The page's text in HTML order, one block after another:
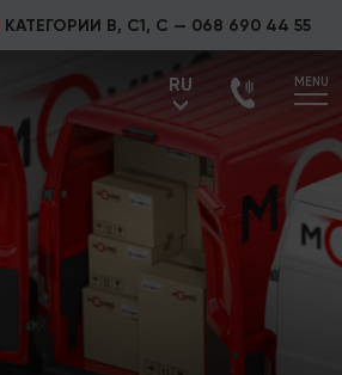
КАТЕГОРИИ В, С1, С — 068 690 44 55
RU MENU